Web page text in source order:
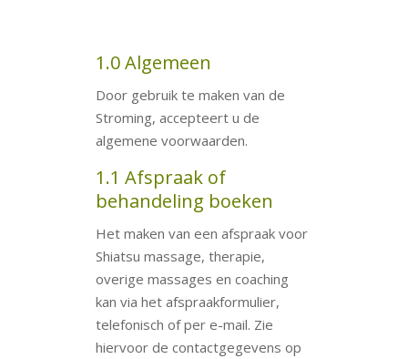
1.0 Algemeen
Door gebruik te maken van de
Stroming, accepteert u de
algemene voorwaarden.
1.1 Afspraak of
behandeling boeken
Het maken van een afspraak voor
Shiatsu massage, therapie,
overige massages en coaching
kan via het afspraakformulier,
telefonisch of per e-mail. Zie
hiervoor de contactgegevens op